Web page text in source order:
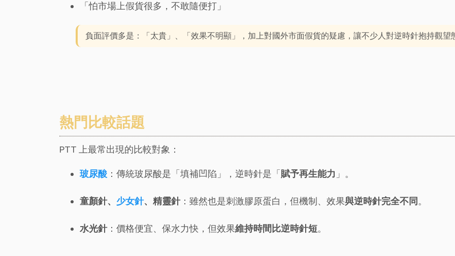
「怕市場上假貨很多，不敢隨便打」
負面評價多是：「太貴」、「效果不明顯」，加上對國外市面假貨的疑慮，讓不少人對逆時針抱持觀望
熱門比較話題
PTT 上最常出現的比較對象：
玻尿酸 ：傳統玻尿酸是「填補凹陷」，逆時針是「 賦予再生能力 」。
童顏針、 少女針、精靈針：雖然也是刺激膠原蛋白，但機制、效果與逆時針完全不同。
水光針：價格便宜、保水力快，但效果維持時間比逆時針短。